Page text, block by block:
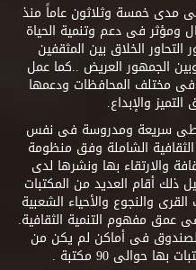
مدى خمسة وثلاثون عاماً منذ
بدور فعال ومؤثر فى دعم وتنمية الحياة
الخلاق بين المثقفين
الجمهور العريض ..كما عمل
مختلف المحافظات ودعمها
والإبداع.
بخطى سريعة ومدروسة فى نفس
الشاملة وفق منظومة
والارتقاء بها ونشرها لدى
أقام العديد من المكتبات
والنجوع والأحياء الشعبية
عمق مفهوم التنمية الثقافية.
الصندوق فى أماكن لم يكن من
حوالى 90 مكتبة .